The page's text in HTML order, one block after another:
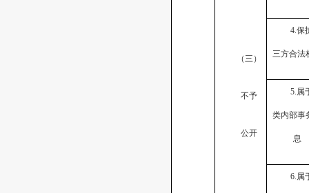
（三）
不予
公开
4.保
三方合法
5.属
类内部事
息
6.属